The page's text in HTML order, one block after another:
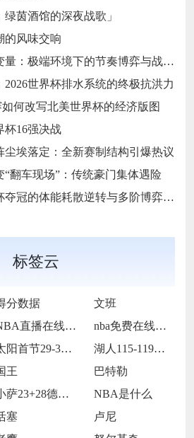
绿茵酒馆的深夜战歌」
的风味交响
极端环境下的节奏博弈与战术自适应
世界杯排水系统的终极抗洪力
何改写北美世界杯的经济版图
杯16强决战
尘埃落定：全新赛制结构引爆热议
“翻车现场”：传统豪门集体遇险
冠的体能耗散逆转与多阶博弈论**
标签云
分数据
文班
NBA直播在线观看
nba免费在线高清直播
太阳首节29-30落后步行者
湖人115-119不敌火箭
王
巴特勒
小萨23+28德罗赞24+9 国王114
NBA是什么
塞
卢尼